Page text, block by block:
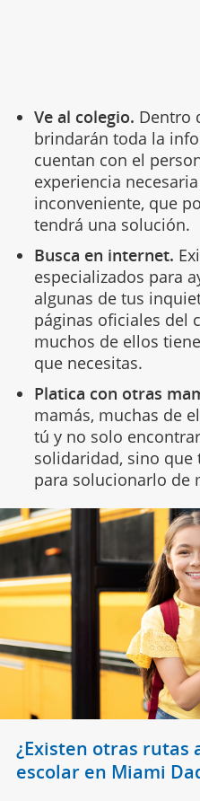
Ve al colegio. Dentro
brindarán toda la
cuentan con el
experiencia
inconveniente, que
tendrá una solución.
Busca en internet.
especializados para
algunas de tus
páginas oficiales del
muchos de ellos
que necesitas.
Platica con otras
mamás, muchas de
tú y no solo
solidaridad, sino que
para solucionarlo de
¿Existen otras rutas
escolar en Miami